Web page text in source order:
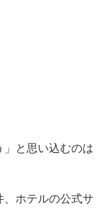
」と思い込むのは
ホテルの公式サ